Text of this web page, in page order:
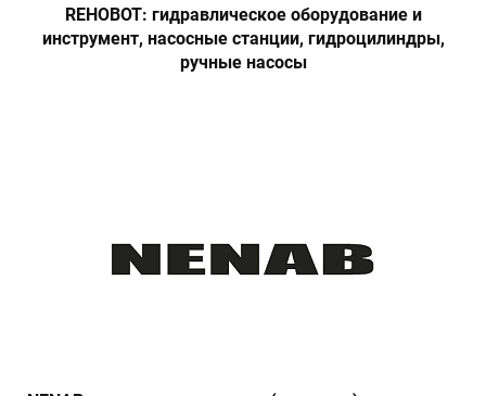
REHOBOT: гидравлическое оборудование и
инструмент, насосные станции, гидроцилиндры,
ручные насосы